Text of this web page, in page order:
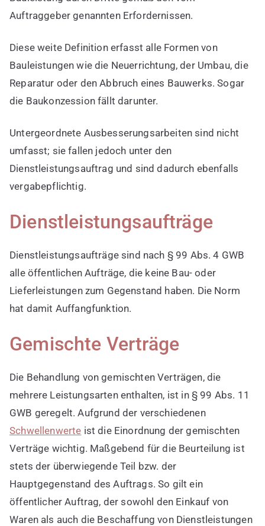
Auftraggeber genannten Erfordernissen.
Diese weite Definition erfasst alle Formen von
Bauleistungen wie die Neuerrichtung, der Umbau, die
Reparatur oder den Abbruch eines Bauwerks. Sogar
die Baukonzession fällt darunter.
Untergeordnete Ausbesserungsarbeiten sind nicht
umfasst; sie fallen jedoch unter den
Dienstleistungsauftrag und sind dadurch ebenfalls
vergabepflichtig.
Dienstleistungsaufträge
Dienstleistungsaufträge sind nach § 99 Abs. 4 GWB
alle öffentlichen Aufträge, die keine Bau- oder
Lieferleistungen zum Gegenstand haben. Die Norm
hat damit Auffangfunktion.
Gemischte Verträge
Die Behandlung von gemischten Verträgen, die
mehrere Leistungsarten enthalten, ist in § 99 Abs. 11
GWB geregelt. Aufgrund der verschiedenen
Schwellenwerte ist die Einordnung der gemischten
Verträge wichtig. Maßgebend für die Beurteilung ist
stets der überwiegende Teil bzw. der
Hauptgegenstand des Auftrags. So gilt ein
öffentlicher Auftrag, der sowohl den Einkauf von
Waren als auch die Beschaffung von Dienstleistungen